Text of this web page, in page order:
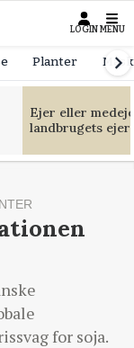
LOGIN MENU
Planter
Ejer eller
landbrugets
for soja.